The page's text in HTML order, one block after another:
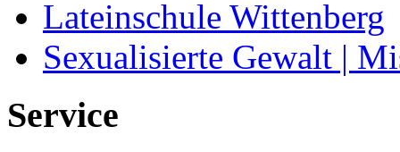
Lateinschule Wittenberg
Sexualisierte Gewalt |
Service